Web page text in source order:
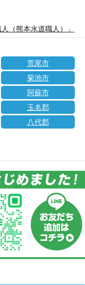
（熊本水道職人）」
荒尾市
菊池市
阿蘇市
玉名郡
八代郡